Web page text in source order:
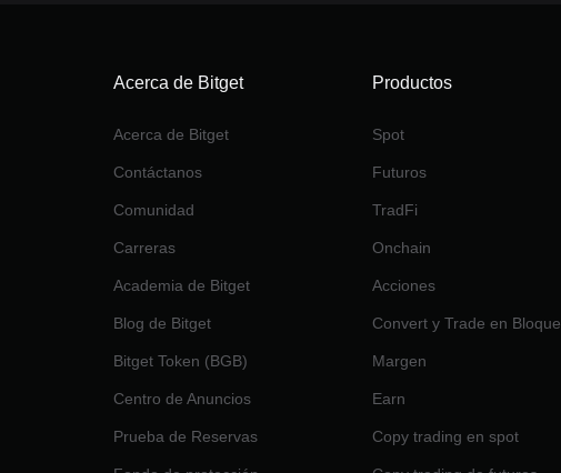
Acerca de Bitget
Acerca de Bitget
Contáctanos
Comunidad
Carreras
Academia de Bitget
Blog de Bitget
Bitget Token (BGB)
Centro de Anuncios
Prueba de Reservas
Productos
Spot
Futuros
TradFi
Onchain
Acciones
Convert y Trade en Bloque
Margen
Earn
Copy trading en spot